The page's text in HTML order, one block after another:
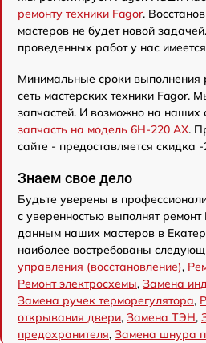
ремонту техники Fagor.
мастеров не будет новой
проведенных работ у нас
Минимальные сроки
сеть мастерских техники Fagor.
запчастей. И возможно на наших
запчасть на модель 6H-220 AX.
сайте - предоставляется скидка -
Знаем свое дело
Будьте уверены в
с уверенностью выполнят
данным наших мастеров в
наиболее востребованы
управления (восстановление),
Ремонт электросхемы, Замена
Замена ручек терморегулятора,
открывания двери, Замена ТЭН,
предохранителя, Замена шнура